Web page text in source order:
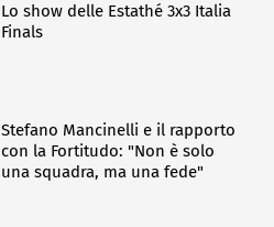
Lo show delle Estathé 3x3 Italia
Finals
Stefano Mancinelli e il rapporto
con la Fortitudo: "Non è solo
una squadra, ma una fede"